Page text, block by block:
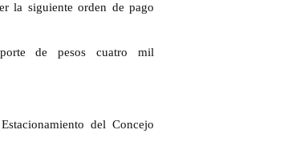
la siguiente orden de pago
de pesos cuatro mil
del Concejo